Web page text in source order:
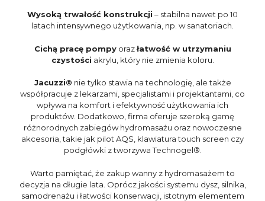
Wysoką trwałość konstrukcji – stabilna nawet po 10
latach intensywnego użytkowania, np. w sanatoriach.
Cichą pracę pompyorazłatwość w utrzymaniu
czystości akrylu, który nie zmienia koloru.
Jacuzzi® nie tylko stawia na technologię, ale także
współpracuje z lekarzami, specjalistami i projektantami, co
wpływa na komfort i efektywność użytkowania ich
produktów. Dodatkowo, firma oferuje szeroką gamę
różnorodnych zabiegów hydromasażu oraz nowoczesne
akcesoria, takie jak pilot AQS, klawiatura touch screen czy
podgłówki z tworzywa Technogel®.
Warto pamiętać, że zakup wanny z hydromasażem to
decyzja na długie lata. Oprócz jakości systemu dysz, silnika,
samodrenażu i łatwości konserwacji, istotnym elementem